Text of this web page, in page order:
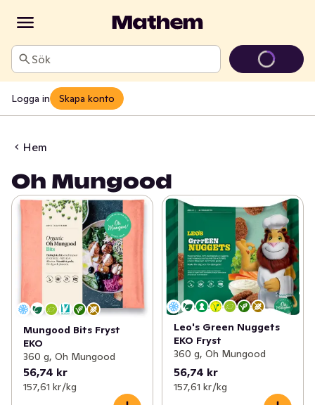
Sök
Logga in Skapa konto
Hem
Oh Mungood
Mungood Bits Fryst
EKO
360 g, Oh Mungood
56,74 kr
157,61 kr /kg
Leo's Green Nuggets
EKO Fryst
360 g, Oh Mungood
56,74 kr
157,61 kr /kg